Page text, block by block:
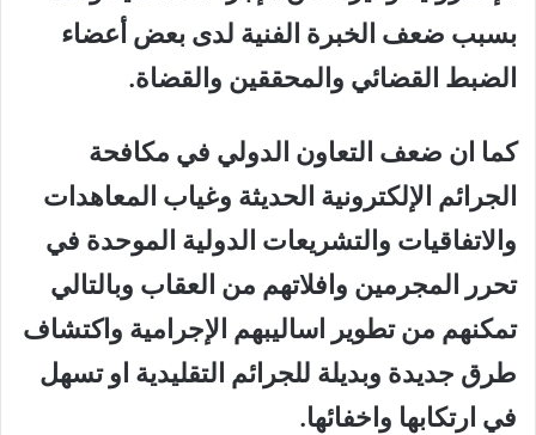
بسبب ضعف الخبرة الفنية لدى بعض أعضاء
الضبط القضائي والمحققين والقضاة.
كما ان ضعف التعاون الدولي في مكافحة
الجرائم الإلكترونية الحديثة وغياب المعاهدات
والاتفاقيات والتشريعات الدولية الموحدة في
تحرر المجرمين وافلاتهم من العقاب وبالتالي
تمكنهم من تطوير اساليبهم الإجرامية واكتشاف
طرق جديدة وبديلة للجرائم التقليدية او تسهل
في ارتكابها واخفائها.